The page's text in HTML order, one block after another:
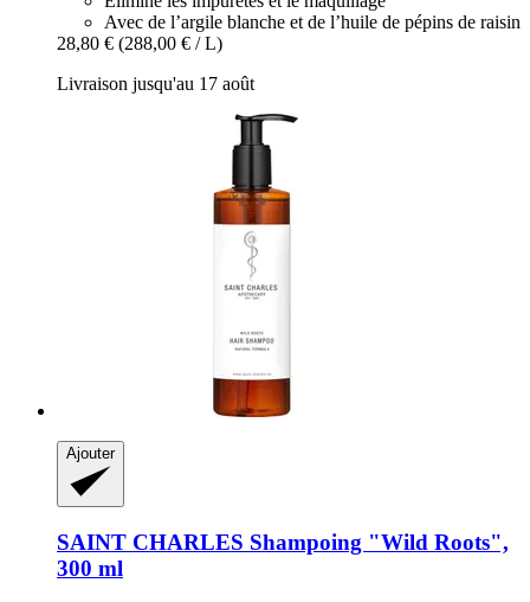
Avec de l’argile blanche et de l’huile de pépins de raisin
28,80 € (288,00 € / L)
Livraison jusqu'au 17 août
Ajouter
SAINT CHARLES Shampoing "Wild Roots",
300 ml